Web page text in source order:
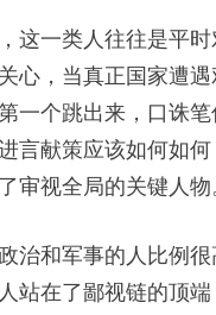
这一类人往往是平
心，当真正国家遭遇
一个跳出来，口诛
言献策应该如何如
审视全局的关键人物
治和军事的人比例很
站在了鄙视链的顶